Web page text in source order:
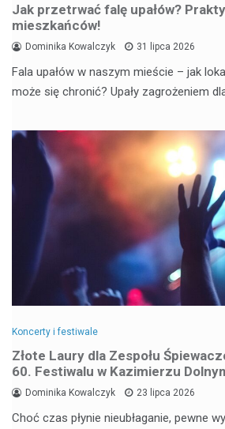
Jak przetrwać falę upałów?
mieszkańców!
Dominika Kowalczyk 31 lipca 2026
Fala upałów w naszym mieście – jak
może się chronić? Upały zagrożeniem
Koncerty i festiwale
Złote Laury dla Zespołu
60. Festiwalu w Kazimierzu
Dominika Kowalczyk 23 lipca 2026
Choć czas płynie nieubłaganie, pewne